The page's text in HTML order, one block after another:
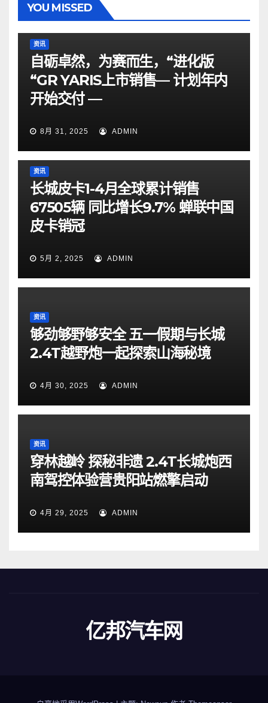
YOU MISSED
资讯
自砺卓然，为赛而生，“进化版
“GR YARIS上市销售— 计划年内
开始交付 —
8月 31, 2025 ADMIN
资讯
长城皮卡1-4月全球累计销售
67505辆 同比增长9.7% 蝉联中国
皮卡销冠
5月 2, 2025 ADMIN
资讯
够劲够野够安全 五一假期与长城
2.4T越野炮一起探索山海秘境
4月 30, 2025 ADMIN
资讯
穿林越岭 探秘非遗 2.4T长城炮西
南驾控体验营贵阳站燃擎启动
4月 29, 2025 ADMIN
亿邦汽车网